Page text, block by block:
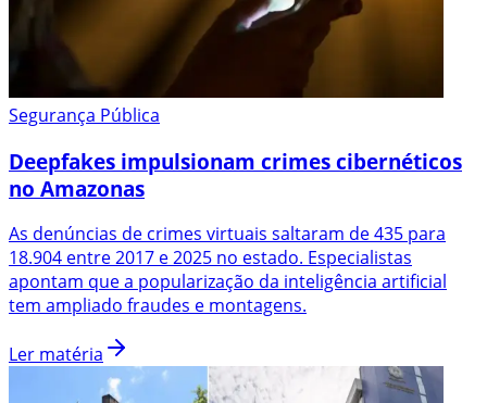
Segurança Pública
Deepfakes impulsionam crimes cibernéticos
no Amazonas
As denúncias de crimes virtuais saltaram de 435 para
18.904 entre 2017 e 2025 no estado. Especialistas
apontam que a popularização da inteligência artificial
tem ampliado fraudes e montagens.
Ler matéria